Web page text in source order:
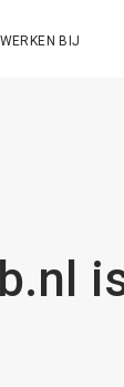
WERKEN BIJ